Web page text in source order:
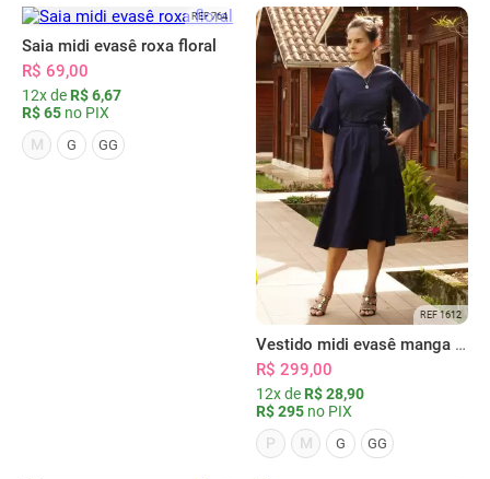
REF 764
Saia midi evasê roxa floral
R$ 69,00
12x de R$ 6,67
R$ 65 no PIX
M
G GG
REF 1612
Vestido midi evasê manga flare marinho
R$ 299,00
12x de R$ 28,90
R$ 295 no PIX
P
M G GG